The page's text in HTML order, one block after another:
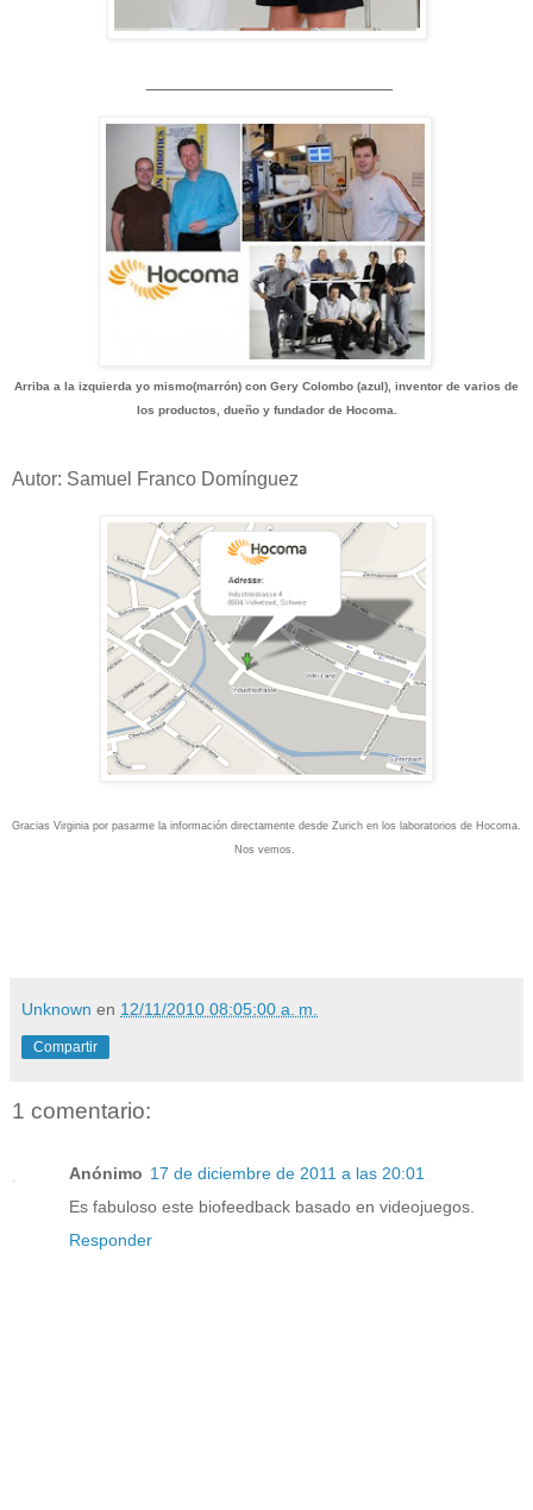
Arriba a la izquierda yo mismo(marrón) con Gery Colombo (azul), inventor de varios de
los productos, dueño y fundador de Hocoma.
Autor: Samuel Franco Domínguez
Gracias Virginia por pasarme la información directamente desde Zurich en los laboratorios de Hocoma.
Nos vemos.
Unknown en 12/11/2010 08:05:00 a. m.
Compartir
1 comentario:
Anónimo 17 de diciembre de 2011 a las 20:01
Es fabuloso este biofeedback basado en videojuegos.
Responder